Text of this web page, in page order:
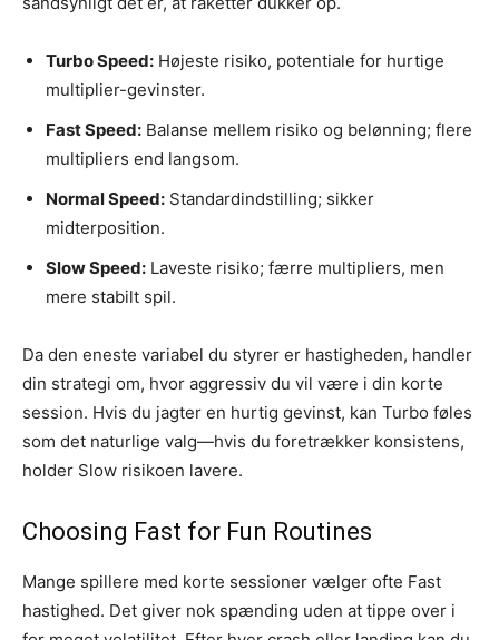
Turbo Speed: Højeste risiko, potentiale for hurtige
multiplier-gevinster.
Fast Speed: Balanse mellem risiko og belønning; flere
multipliers end langsom.
Normal Speed: Standardindstilling; sikker
midterposition.
Slow Speed: Laveste risiko; færre multipliers, men
mere stabilt spil.
Da den eneste variabel du styrer er hastigheden, handler
din strategi om, hvor aggressiv du vil være i din korte
session. Hvis du jagter en hurtig gevinst, kan Turbo føles
som det naturlige valg—hvis du foretrækker konsistens,
holder Slow risikoen lavere.
Choosing Fast for Fun Routines
Mange spillere med korte sessioner vælger ofte Fast
hastighed. Det giver nok spænding uden at tippe over i